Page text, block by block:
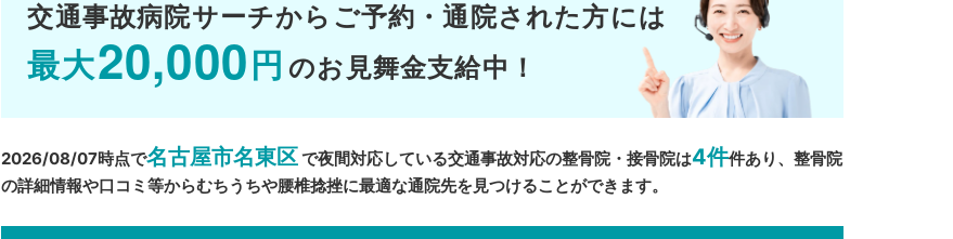
交通事故病院サーチから ご予約・通院された方には
最大20,000 円 のお見舞金支給中！
2026/08/07時点で名古屋市名東区で夜間対応している交通事故対応の整骨院・接骨院は4件件あり、整骨院
の詳細情報や口コミ等からむちうちや腰椎捻挫に最適な通院先を見つけることができます。